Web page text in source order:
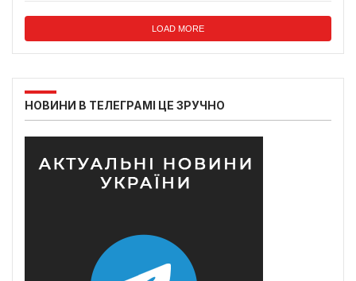
LOAD MORE
НОВИНИ В ТЕЛЕГРАМІ ЦЕ ЗРУЧНО